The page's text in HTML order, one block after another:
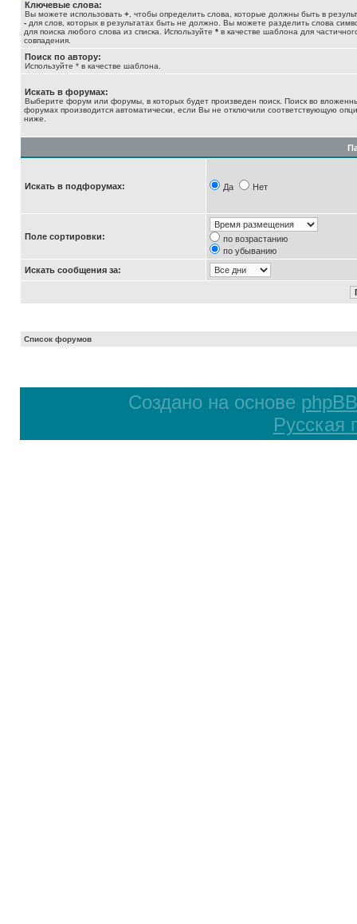
Ключевые слова:
Вы можете использовать + , чтобы определить слова, которые должны быть в
- для слов, которых в результатах быть не должно. Вы можете разделить слова
для поиска любого слова из списка. Используйте * в качестве шаблона для
совпадения.
Поиск по автору:
Используйте * в качестве шаблона.
Искать в форумах:
Выберите форум или форумы, в которых будет произведен поиск. Поиск во
форумах производится автоматически, если Вы не отключили соответствующую
ниже.
Искать в подфорумах: Да Нет
Поле сортировки:
по возрастанию
по убыванию
Искать сообщения за:
Список форумов
Создано на основе phpBB
Русская